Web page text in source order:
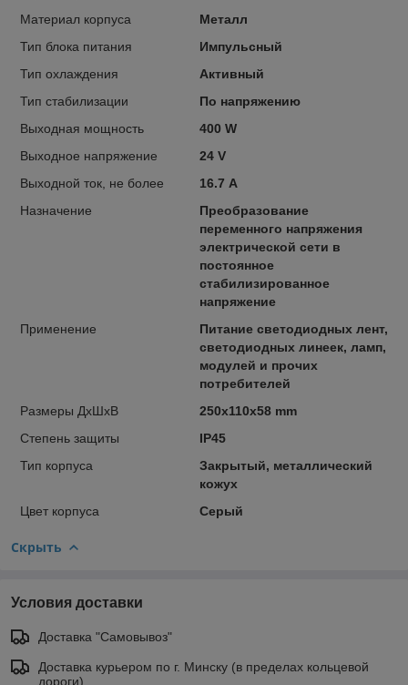
Материал корпуса
Металл
Тип блока питания
Импульсный
Тип охлаждения
Активный
Тип стабилизации
По напряжению
Выходнaя мощность
400 W
Выходное нaпряжение
24 V
Выходной ток, нe более
16.7 А
Назначение
Преобразование
переменного напряжения
электрической сети в
постоянное
стабилизированное
напряжение
Применение
Питание светодиодных лент,
светодиодных линеек, ламп,
модулей и прочих
потребителей
Размеры ДхШхВ
250х110х58 mm
Степень защиты
IP45
Тип корпуса
Закрытый, металлический
кожух
Цвет корпуса
Серый
Скрыть
Условия доставки
Доставка "Самовывоз"
Доставка курьером по г. Минску (в пределах кольцевой
дороги).